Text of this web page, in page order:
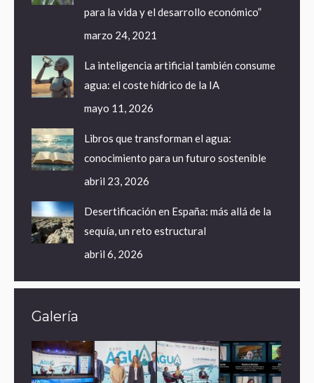
para la vida y el desarrollo económico”
marzo 24, 2021
La inteligencia artificial también consume
agua: el coste hídrico de la IA
mayo 11, 2026
Libros que transforman el agua:
conocimiento para un futuro sostenible
abril 23, 2026
Desertificación en España: más allá de la
sequía, un reto estructural
abril 6, 2026
Galería